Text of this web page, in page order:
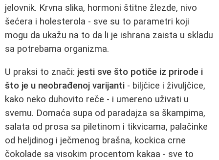
jelovnik. Krvna slika, hormoni štitne žlezde, nivo
šećera i holesterola - sve su to parametri koji
mogu da ukažu na to da li je ishrana zaista u skladu
sa potrebama organizma.
U praksi to znači: jesti sve što potiče iz prirode i
što je u neobrađenoj varijanti - biljčice i živuljčice,
kako neko duhovito reče - i umereno uživati u
svemu. Domaća supa od paradajza sa škampima,
salata od prosa sa piletinom i tikvicama, palačinke
od heljdinog i ječmenog brašna, kockica crne
čokolade sa visokim procentom kakaa - sve to